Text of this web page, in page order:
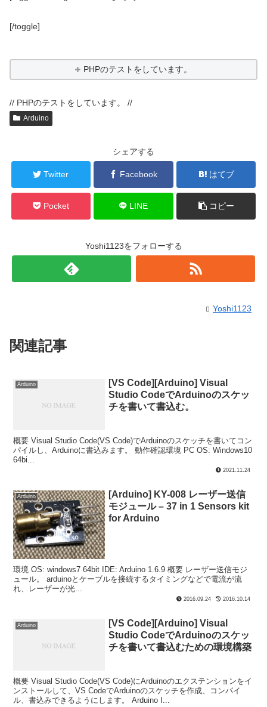
[/toggle]
PHPのテストをしています。
// PHPのテストをしています。 //
Arduino
シェアする
Twitter Facebook はてブ
Pocket LINE コピー
Yoshi1123をフォローする
Yoshi1123
関連記事
Arduino
[VS Code][Arduino] Visual
Studio CodeでArduinoのスケッ
チを書いて書込む。
概要 Visual Studio Code(VS Code)でArduinoのスケッチを書いてコン
パイルし、Arduinoに書込みます。 動作確認環境 PC OS: Windows10
64bi...
2021.11.24
Arduino
[Arduino] KY-008 レーザー送信
モジュール – 37 in 1 Sensors kit
for Arduino
環境 OS: windows7 64bit IDE: Arduino 1.6.9 概要 レーザー送信モジ
ュール。 arduinoとケーブルを接続するタイミングなどで電流が流
れ、レーザーが光...
2016.09.24 2016.10.14
Arduino
[VS Code][Arduino] Visual
Studio CodeでArduinoのスケッ
チを書いて書込むための環境構築
概要 Visual Studio Code(VS Code)にArduinoのエクステンションをイ
ンストールして、VS CodeでArduinoのスケッチを作成、コンパイ
ル、書込みできるようにします。 Arduino I...